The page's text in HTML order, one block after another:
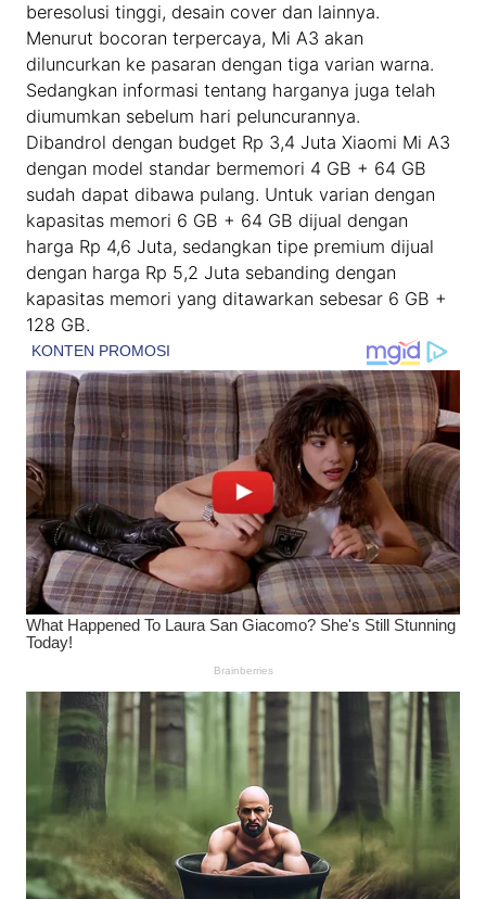
beresolusi tinggi, desain cover dan lainnya.
Menurut bocoran terpercaya, Mi A3 akan
diluncurkan ke pasaran dengan tiga varian warna.
Sedangkan informasi tentang harganya juga telah
diumumkan sebelum hari peluncurannya.
Dibandrol dengan budget Rp 3,4 Juta Xiaomi Mi A3
dengan model standar bermemori 4 GB + 64 GB
sudah dapat dibawa pulang. Untuk varian dengan
kapasitas memori 6 GB + 64 GB dijual dengan
harga Rp 4,6 Juta, sedangkan tipe premium dijual
dengan harga Rp 5,2 Juta sebanding dengan
kapasitas memori yang ditawarkan sebesar 6 GB +
128 GB.